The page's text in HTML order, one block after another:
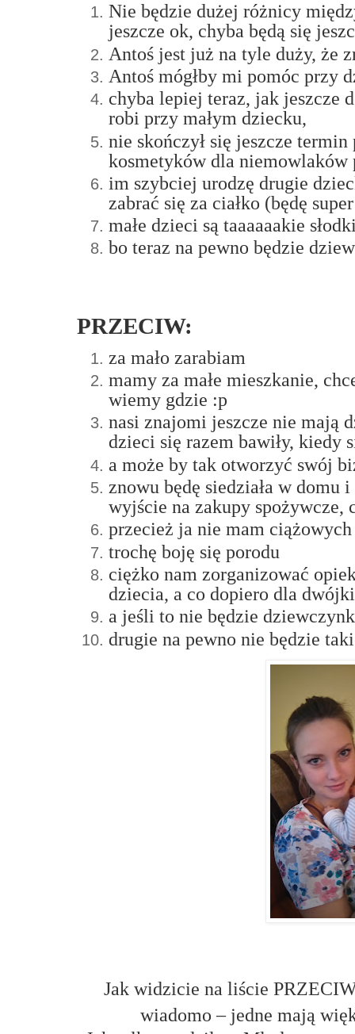
Nie będzie dużej różnicy
jeszcze ok, chyba będą się
Antoś jest już na tyle duży, że
Antoś mógłby mi pomóc przy
chyba lepiej teraz, jak jeszcze
robi przy małym dziecku,
nie skończył się jeszcze
kosmetyków dla
im szybciej urodzę drugie
zabrać się za ciałko (będę
małe dzieci są taaaaaakie
bo teraz na pewno będzie
PRZECIW:
za mało zarabiam
mamy za małe mieszkanie,
wiemy gdzie :p
nasi znajomi jeszcze nie mają
dzieci się razem bawiły, kiedy
a może by tak otworzyć swój
znowu będę siedziała w
wyjście na zakupy spożywcze,
przecież ja nie mam
trochę boję się porodu
ciężko nam zorganizować
dziecia, a co dopiero dla
a jeśli to nie będzie
drugie na pewno nie będzie
Jak widzicie na liście
wiadomo – jedne mają